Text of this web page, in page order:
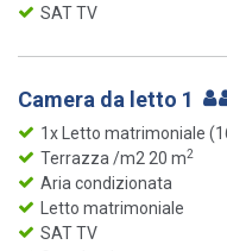
SAT TV
Camera da letto 1
1x Letto matrimoniale
Terrazza /m2 20 m2
Aria condizionata
Letto matrimoniale
SAT TV